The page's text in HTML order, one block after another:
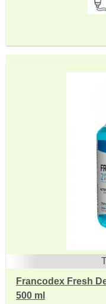
Francodex Fresh
500 ml